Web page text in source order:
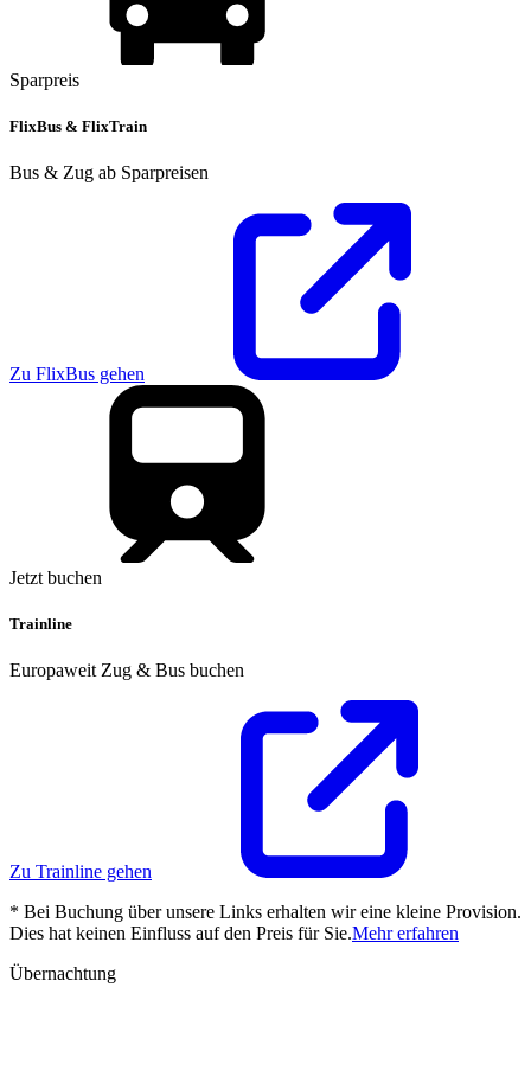
Sparpreis
FlixBus & FlixTrain
Bus & Zug ab Sparpreisen
Zu FlixBus gehen
Jetzt buchen
Trainline
Europaweit Zug & Bus buchen
Zu Trainline gehen
* Bei Buchung über unsere Links erhalten wir eine kleine Provision.
Dies hat keinen Einfluss auf den Preis für Sie.Mehr erfahren
Übernachtung